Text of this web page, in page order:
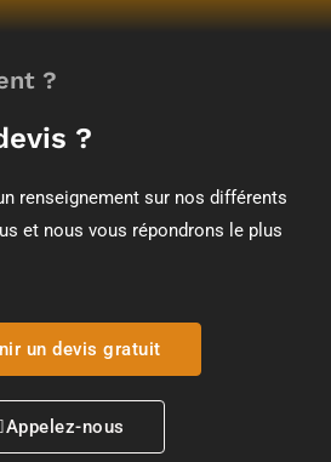
?
?
renseignement sur nos différents
et nous vous répondrons le plus
un devis gratuit
Appelez-nous